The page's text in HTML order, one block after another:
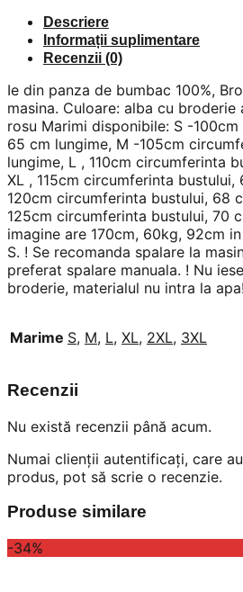
Descriere
Informații suplimentare
Recenzii (0)
Ie din panza de bumbac 100%,
masina. Culoare: alba cu broderie
rosu Marimi disponibile: S -
65 cm lungime, M -105cm
lungime, L , 110cm circumferinta
XL , 115cm circumferinta bustului,
120cm circumferinta bustului, 68
125cm circumferinta bustului, 70
imagine are 170cm, 60kg, 92cm
S. ! Se recomanda spalare la
preferat spalare manuala. ! Nu
broderie, materialul nu intra la apa!
Marime S, M, L, XL, 2XL, 3XL
Recenzii
Nu există recenzii până acum.
Numai clienții autentificați, care
produs, pot să scrie o recenzie.
Produse similare
-34%